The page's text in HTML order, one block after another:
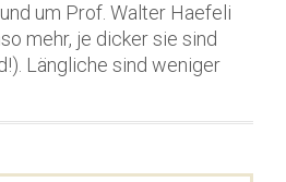
um Prof. Walter Haefeli
mehr, je dicker sie sind
Längliche sind weniger